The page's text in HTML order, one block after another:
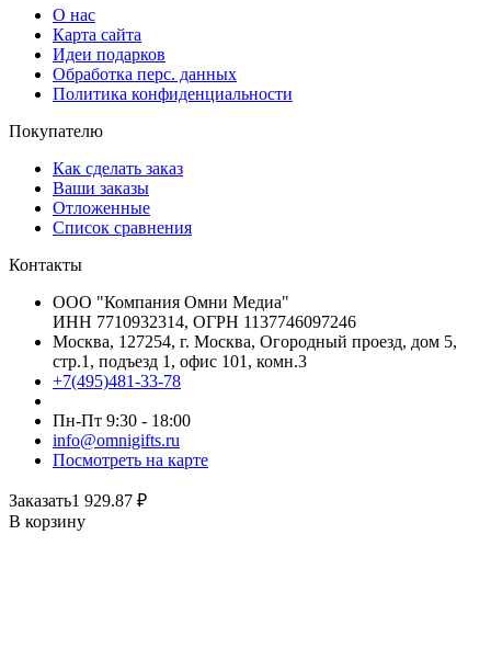
О нас
Карта сайта
Идеи подарков
Обработка перс. данных
Политика конфиденциальности
Покупателю
Как сделать заказ
Ваши заказы
Отложенные
Список сравнения
Контакты
ООО "Компания Омни Медиа"
ИНН 7710932314, ОГРН 1137746097246
Москва, 127254, г. Москва, Огородный проезд, дом 5,
стр.1, подъезд 1, офис 101, комн.3
+7(495)481-33-78
Пн-Пт 9:30 - 18:00
info@omnigifts.ru
Посмотреть на карте
Заказать1 929.87 ₽
В корзину